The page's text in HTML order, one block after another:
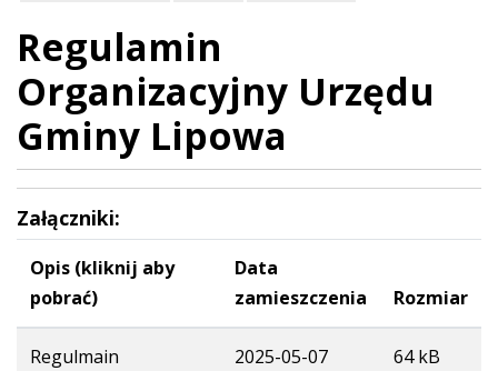
Regulamin
Organizacyjny Urzędu
Gminy Lipowa
Załączniki:
Opis (kliknij aby
pobrać)
Data
zamieszczenia
Rozmiar
Regulmain
2025-05-07
64 kB